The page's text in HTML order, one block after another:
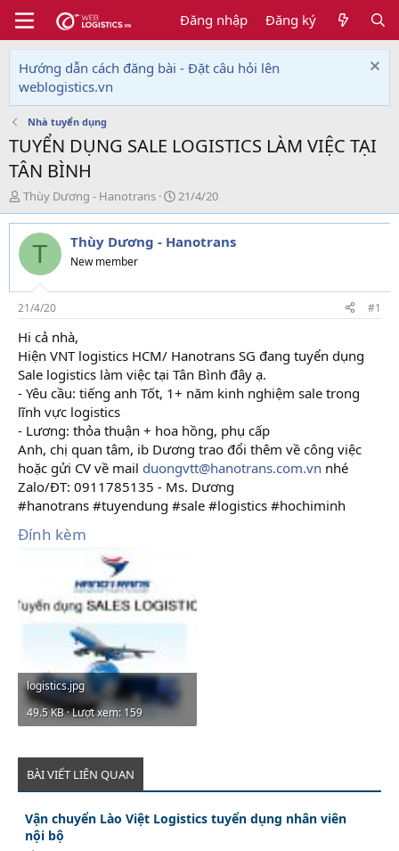
Đăng nhập Đăng ký
Hướng dẫn cách đăng bài - Đặt câu hỏi lên
weblogistics.vn
Nhà tuyển dụng
TUYỂN DỤNG SALE LOGISTICS LÀM VIỆC TẠI
TÂN BÌNH
T
h
r
e
d
s
t
a
r
t
e
r
Thùy Dương - Hanotrans
N
g
à
y
i
21/4/20
T Thùy Dương - Hanotrans
New member
21/4/20 #1
Hi cả nhà,
Hiện VNT logistics HCM/ Hanotrans SG đang tuyển dụng
Sale logistics làm việc tại Tân Bình đây ạ.
- Yêu cầu: tiếng anh Tốt, 1+ năm kinh nghiệm sale trong
lĩnh vực logistics
- Lương: thỏa thuận + hoa hồng, phụ cấp
Anh, chị quan tâm, ib Dương trao đổi thêm về công việc
hoặc gửi CV về mail duongvtt@hanotrans.com.vn nhé
Zalo/ĐT: 0911785135 - Ms. Dương
#hanotrans #tuyendung #sale #logistics #hochiminh
Đính kèm
logistics.jpg
49.5 KB · Lượt xem: 159
BÀI VIẾT LIÊN QUAN
Vận chuyển Lào Việt Logistics tuyển dụng nhân viên
nội bộ